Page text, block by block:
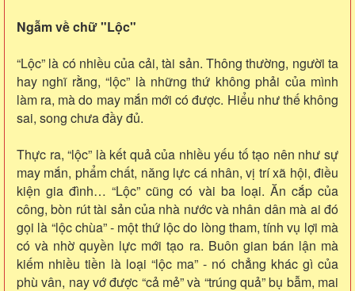
Ngẫm về chữ "Lộc"
“Lộc” là có nhiều của cải, tài sản. Thông thường, người ta
hay nghĩ rằng, “lộc” là những thứ không phải của mình
làm ra, mà do may mắn mới có được. Hiểu như thế không
sai, song chưa đầy đủ.
Thực ra, “lộc” là kết quả của nhiều yếu tố tạo nên như sự
may mắn, phẩm chất, năng lực cá nhân, vị trí xã hội, điều
kiện gia đình… “Lộc” cũng có vài ba loại. Ăn cắp của
công, bòn rút tài sản của nhà nước và nhân dân mà ai đó
gọi là “lộc chùa” - một thứ lộc do lòng tham, tính vụ lợi mà
có và nhờ quyền lực mới tạo ra. Buôn gian bán lận mà
kiếm nhiều tiền là loại “lộc ma” - nó chẳng khác gì của
phù vân, nay vớ được “cả mẻ” và “trúng quả” bụ bẫm, mai